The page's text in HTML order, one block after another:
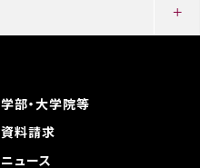
学部・大学院等
資料請求
ニュース